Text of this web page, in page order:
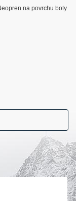
na povrchu boty